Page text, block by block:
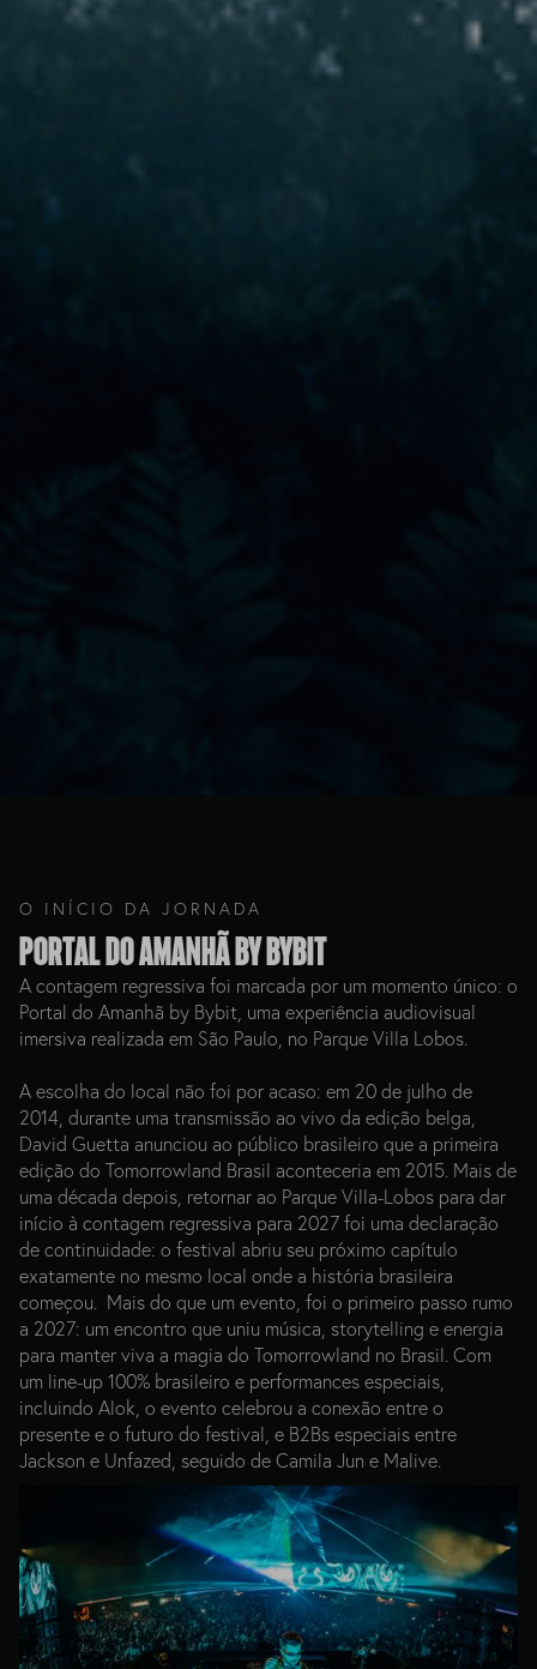
O INÍCIO DA JORNADA
Portal do Amanhã by Bybit
A contagem regressiva foi marcada por um momento único: o
Portal do Amanhã by Bybit, uma experiência audiovisual
imersiva realizada em São Paulo, no Parque Villa Lobos.
A escolha do local não foi por acaso: em 20 de julho de
2014, durante uma transmissão ao vivo da edição belga,
David Guetta anunciou ao público brasileiro que a primeira
edição do Tomorrowland Brasil aconteceria em 2015. Mais de
uma década depois, retornar ao Parque Villa-Lobos para dar
início à contagem regressiva para 2027 foi uma declaração
de continuidade: o festival abriu seu próximo capítulo
exatamente no mesmo local onde a história brasileira
começou. Mais do que um evento, foi o primeiro passo rumo
a 2027: um encontro que uniu música, storytelling e energia
para manter viva a magia do Tomorrowland no Brasil. Com
um line-up 100% brasileiro e performances especiais,
incluindo Alok, o evento celebrou a conexão entre o
presente e o futuro do festival, e B2Bs especiais entre
Jackson e Unfazed, seguido de Camila Jun e Malive.